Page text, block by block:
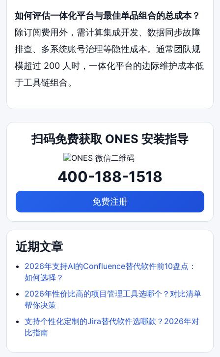
如何评估一体化平台与最佳单品组合的总成本？
除订阅费用外，需计算集成开发、数据同步故障
排查、多系统账号治理等隐性成本。通常团队规
模超过 200 人时，一体化平台的边际维护成本低
于工具链组合。
扫码免费获取 ONES 安装指导
400-188-1518
免费注册
近期文章
2026年支持AI的Confluence替代软件前10盘点：
如何选择？
2026年性价比高的项目管理工具选哪个？对比清单
帮你决策
支持个性化定制的Jira替代软件选哪款？2026年对
比指南